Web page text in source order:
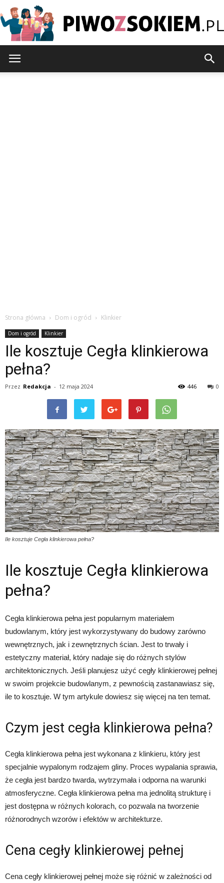
Strona główna Dom i ogród Klinkier
Dom i ogród Klinkier
Ile kosztuje Cegła klinkierowa
pełna?
Przez Redakcja - 12 maja 2024 0
446
Ile kosztuje Cegła klinkierowa pełna?
Ile kosztuje Cegła klinkierowa
pełna?
Cegła klinkierowa pełna jest popularnym materiałem
budowlanym, który jest wykorzystywany do budowy zarówno
wewnętrznych, jak i zewnętrznych ścian. Jest to trwały i
estetyczny materiał, który nadaje się do różnych stylów
architektonicznych. Jeśli planujesz użyć cegły klinkierowej pełnej
w swoim projekcie budowlanym, z pewnością zastanawiasz się,
ile to kosztuje. W tym artykule dowiesz się więcej na ten temat.
Czym jest cegła klinkierowa pełna?
Cegła klinkierowa pełna jest wykonana z klinkieru, który jest
specjalnie wypalonym rodzajem gliny. Proces wypalania sprawia,
że cegła jest bardzo twarda, wytrzymała i odporna na warunki
atmosferyczne. Cegła klinkierowa pełna ma jednolitą strukturę i
jest dostępna w różnych kolorach, co pozwala na tworzenie
różnorodnych wzorów i efektów w architekturze.
Cena cegły klinkierowej pełnej
Cena cegły klinkierowej pełnej może się różnić w zależności od